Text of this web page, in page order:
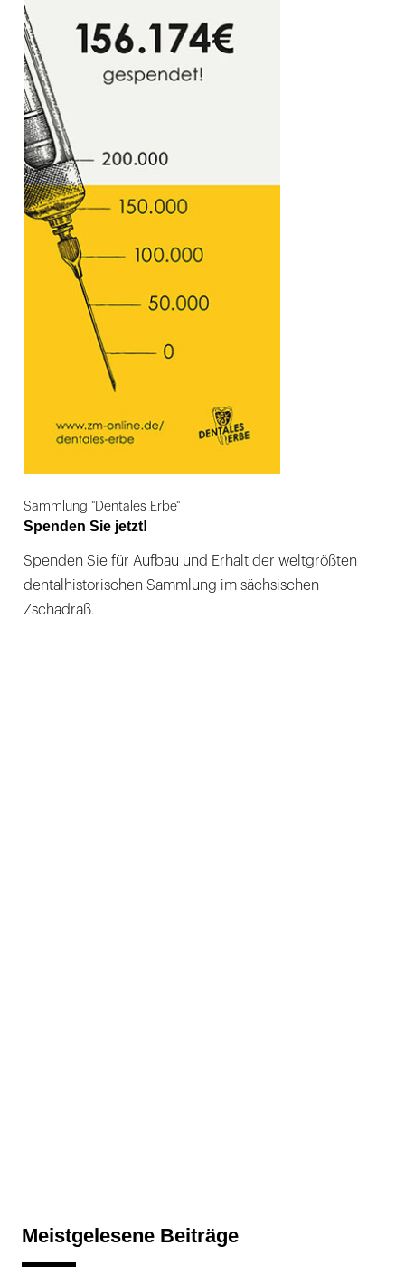
Sammlung "Dentales Erbe"
Spenden Sie jetzt!
Spenden Sie für Aufbau und Erhalt der weltgrößten
dentalhistorischen Sammlung im sächsischen
Zschadraß.
Meistgelesene Beiträge